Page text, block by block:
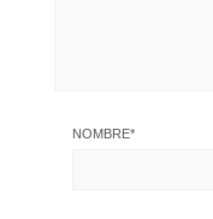
NOMBRE*